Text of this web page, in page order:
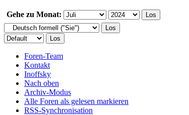
Gehe zu Monat:
Foren-Team
Kontakt
Inoffsky
Nach oben
Archiv-Modus
Alle Foren als gelesen markieren
RSS-Synchronisation